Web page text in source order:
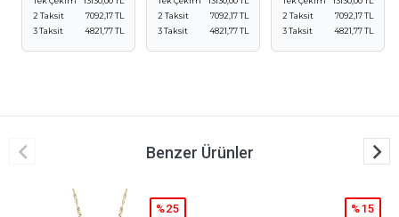
2 Taksit
7092,17 TL
3 Taksit
4821,77 TL
2 Taksit
7092,17 TL
3 Taksit
4821,77 TL
2 Taksit
7092,17 TL
3 Taksit
4821,77 TL
Benzer Ürünler
%25 %15